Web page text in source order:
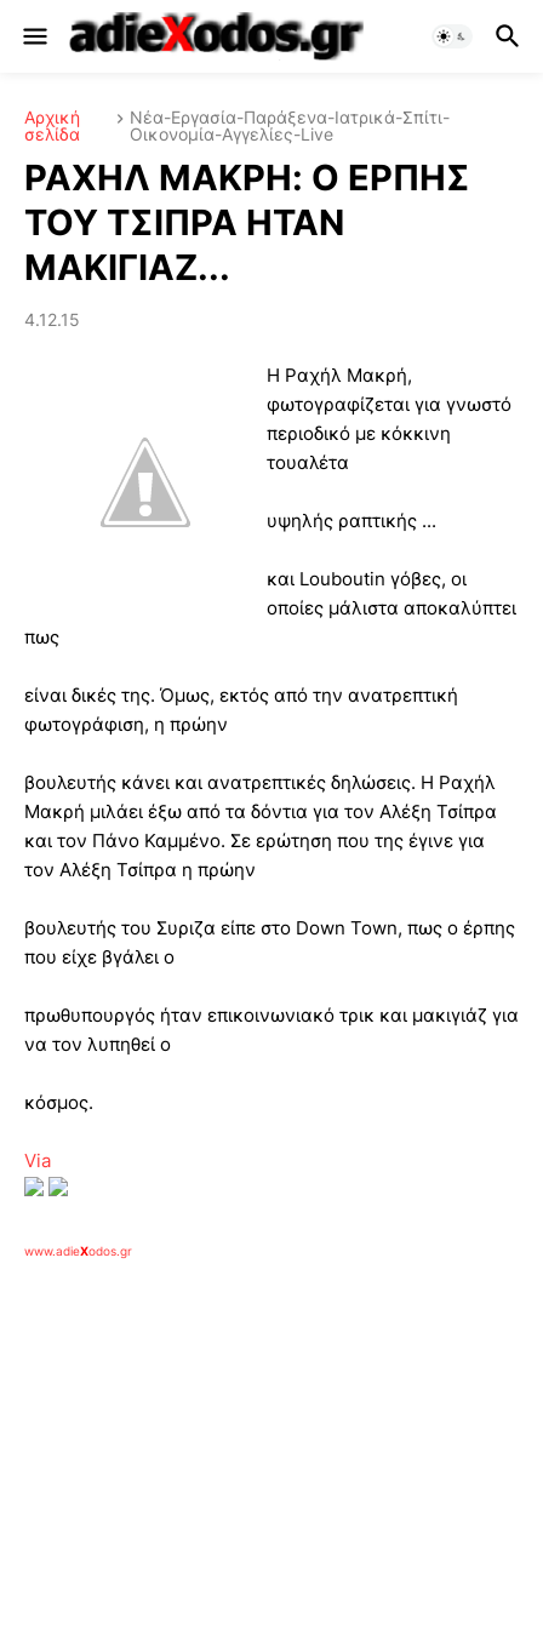
Αρχική
σελίδα
Νέα-Εργασία-Παράξενα-Ιατρικά-Σπίτι-
Οικονομία-Αγγελίες-Live
ΡΑΧΗΛ ΜΑΚΡΗ: O EΡΠΗΣ
ΤΟΥ ΤΣΙΠΡΑ ΗΤΑΝ
ΜΑΚΙΓΙΑΖ...
4.12.15
Η Ραχήλ Μακρή,
φωτογραφίζεται για γνωστό
περιοδικό με κόκκινη
τουαλέτα
υψηλής ραπτικής ...
και Louboutin γόβες, οι
οποίες μάλιστα αποκαλύπτει
πως
είναι δικές της. Όμως, εκτός από την ανατρεπτική
φωτογράφιση, η πρώην
βουλευτής κάνει και ανατρεπτικές δηλώσεις. H Ραχήλ
Μακρή μιλάει έξω από τα δόντια για τον Αλέξη Τσίπρα
και τον Πάνο Καμμένο. Σε ερώτηση που της έγινε για
τον Αλέξη Τσίπρα η πρώην
βουλευτής του Συριζα είπε στο Down Town, πως ο έρπης
που είχε βγάλει o
πρωθυπουργός ήταν επικοινωνιακό τρικ και μακιγιάζ για
να τον λυπηθεί ο
κόσμος.
Via
www.adieXodos.gr